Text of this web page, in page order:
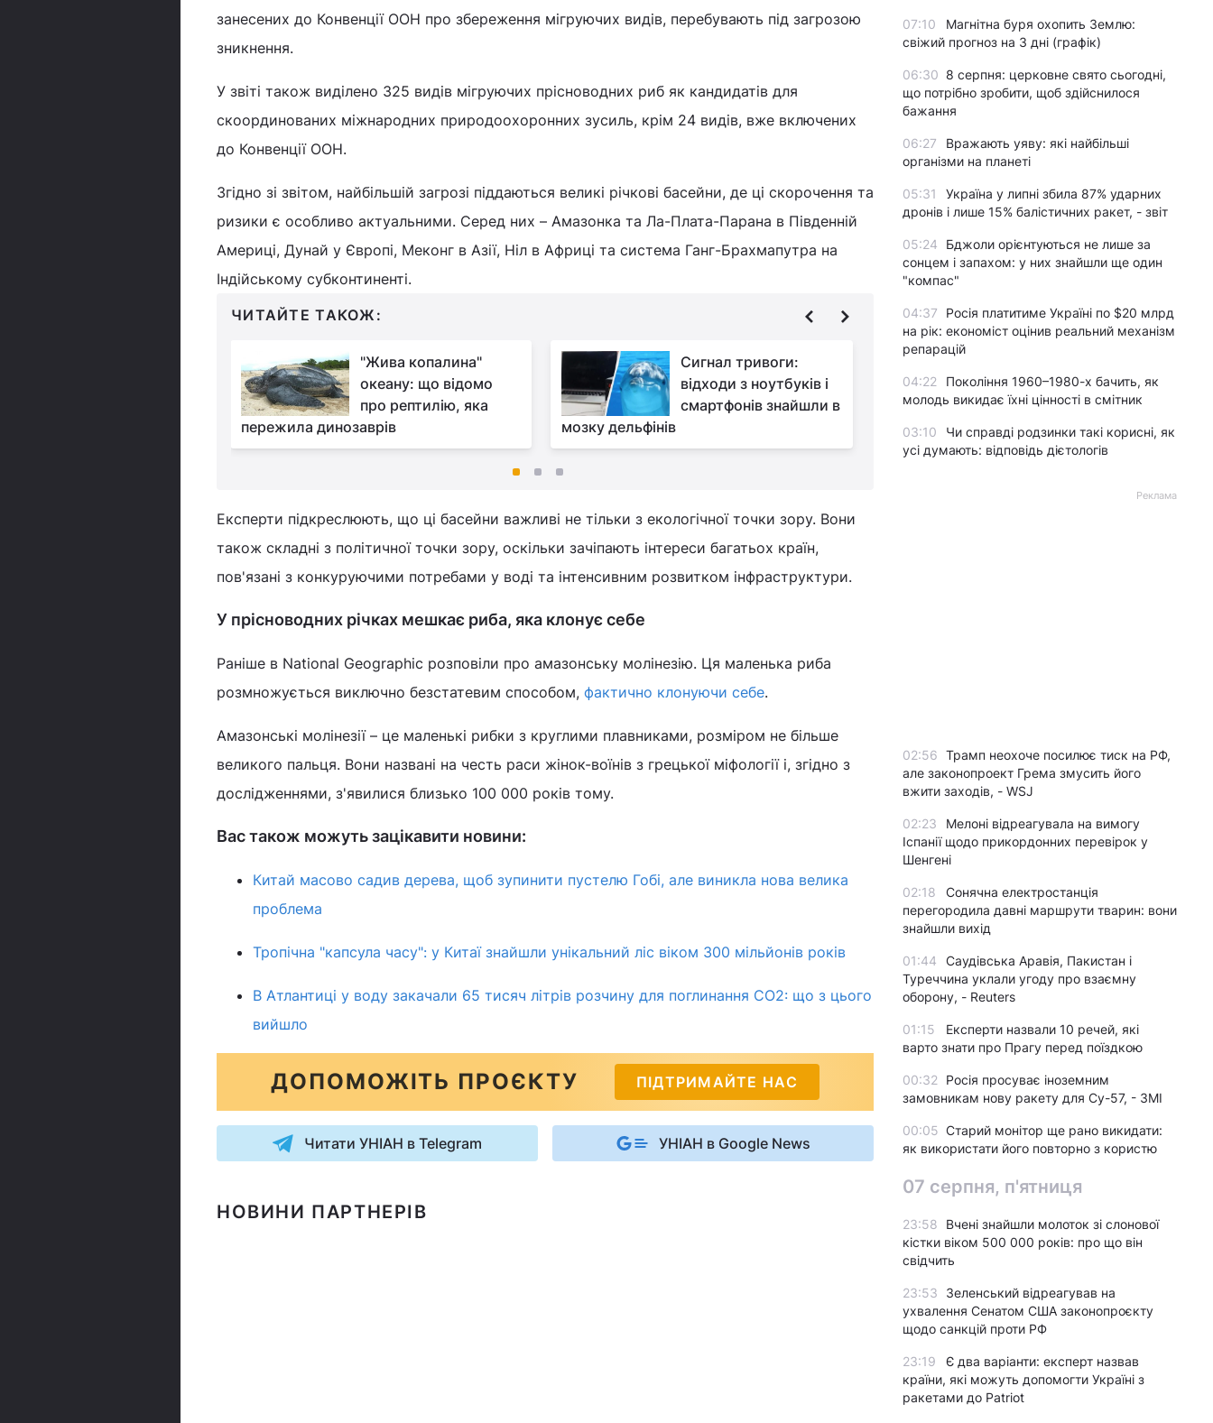
занесених до Конвенції ООН про збереження мігруючих видів, перебувають під загрозою
зникнення.
У звіті також виділено 325 видів мігруючих прісноводних риб як кандидатів для
скоординованих міжнародних природоохоронних зусиль, крім 24 видів, вже включених
до Конвенції ООН.
Згідно зі звітом, найбільшій загрозі піддаються великі річкові басейни, де ці скорочення та
ризики є особливо актуальними. Серед них – Амазонка та Ла-Плата-Парана в Південній
Америці, Дунай у Європі, Меконг в Азії, Ніл в Африці та система Ганг-Брахмапутра на
Індійському субконтиненті.
ЧИТАЙТЕ ТАКОЖ:
"Жива копалина"
океану: що відомо
про рептилію, яка
пережила динозаврів
Сигнал тривоги:
відходи з ноутбуків і
смартфонів знайшли в
мозку дельфінів
змінювати свою
стать: біолог пояснив,
навіщо вона це робить
Експерти підкреслюють, що ці басейни важливі не тільки з екологічної точки зору. Вони
також складні з політичної точки зору, оскільки зачіпають інтереси багатьох країн,
пов'язані з конкуруючими потребами у воді та інтенсивним розвитком інфраструктури.
У прісноводних річках мешкає риба, яка клонує себе
Раніше в National Geographic розповіли про амазонську молінезію. Ця маленька риба
розмножується виключно безстатевим способом, фактично клонуючи себе.
Амазонські молінезії – це маленькі рибки з круглими плавниками, розміром не більше
великого пальця. Вони названі на честь раси жінок-воїнів з грецької міфології і, згідно з
дослідженнями, з'явилися близько 100 000 років тому.
Вас також можуть зацікавити новини:
Китай масово садив дерева, щоб зупинити пустелю Гобі, але виникла нова велика
проблема
Тропічна "капсула часу": у Китаї знайшли унікальний ліс віком 300 мільйонів років
В Атлантиці у воду закачали 65 тисяч літрів розчину для поглинання CO2: що з цього
вийшло
ДОПОМОЖІТЬ ПРОЄКТУ ПІДТРИМАЙТЕ НАС
Читати УНІАН в Telegram УНІАН в Google News
НОВИНИ ПАРТНЕРІВ
07:10
Магнітна буря охопить Землю:
свіжий прогноз на 3 дні (графік)
06:30 8 серпня: церковне свято сьогодні,
що потрібно зробити, щоб здійснилося
бажання
06:27
Вражають уяву: які найбільші
організми на планеті
05:31
Україна у липні збила 87% ударних
дронів і лише 15% балістичних ракет, - звіт
05:24
Бджоли орієнтуються не лише за
сонцем і запахом: у них знайшли ще один
"компас"
04:37
Росія платитиме Україні по $20 млрд
на рік: економіст оцінив реальний механізм
репарацій
04:22
Покоління 1960–1980-х бачить, як
молодь викидає їхні цінності в смітник
03:10
Чи справді родзинки такі корисні, як
усі думають: відповідь дієтологів
Реклама
02:56 Трамп неохоче посилює тиск на РФ,
але законопроект Грема змусить його
вжити заходів, - WSJ
02:23
Мелоні відреагувала на вимогу
Іспанії щодо прикордонних перевірок у
Шенгені
02:18
Сонячна електростанція
перегородила давні маршрути тварин: вони
знайшли вихід
01:44
Саудівська Аравія, Пакистан і
Туреччина уклали угоду про взаємну
оборону, - Reuters
01:15
Експерти назвали 10 речей, які
варто знати про Прагу перед поїздкою
00:32
Росія просуває іноземним
замовникам нову ракету для Су-57, - ЗМІ
00:05 Старий монітор ще рано викидати:
як використати його повторно з користю
07 серпня, п'ятниця
23:58
Вчені знайшли молоток зі слонової
кістки віком 500 000 років: про що він
свідчить
23:53
Зеленський відреагував на
ухвалення Сенатом США законопроєкту
щодо санкцій проти РФ
23:19
Є два варіанти: експерт назвав
країни, які можуть допомогти Україні з
ракетами до Patriot